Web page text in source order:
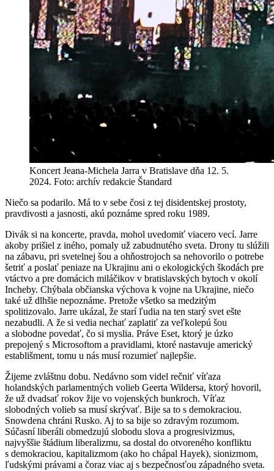
Koncert Jeana-Michela Jarra v Bratislave dňa 12. 5.
2024. Foto: archív redakcie Štandard
Niečo sa podarilo. Má to v sebe čosi z tej disidentskej prostoty,
pravdivosti a jasnosti, akú poznáme spred roku 1989.
Divák si na koncerte, pravda, mohol uvedomiť viacero vecí. Jarre
akoby prišiel z iného, pomaly už zabudnutého sveta. Drony tu slúžili
na zábavu, pri svetelnej šou a ohňostrojoch sa nehovorilo o potrebe
šetriť a poslať peniaze na Ukrajinu ani o ekologických škodách pre
vtáctvo a pre domácich miláčikov v bratislavských bytoch v okolí
Incheby. Chýbala občianska výchova k vojne na Ukrajine, niečo
také už dlhšie nepoznáme. Pretože všetko sa medzitým
spolitizovalo. Jarre ukázal, že starí ľudia na ten starý svet ešte
nezabudli. A že si vedia nechať zaplatiť za veľkolepú šou
a slobodne povedať, čo si myslia. Práve Eset, ktorý je úzko
prepojený s Microsoftom a pravidlami, ktoré nastavuje americký
establišment, tomu u nás musí rozumieť najlepšie.
Žijeme zvláštnu dobu. Nedávno som videl rečniť víťaza
holandských parlamentných volieb Geerta Wildersa, ktorý hovoril,
že už dvadsať rokov žije vo vojenských bunkroch. Víťaz
slobodných volieb sa musí skrývať. Bije sa to s demokraciou.
Snowdena chráni Rusko. Aj to sa bije so zdravým rozumom.
Súčasní liberáli obmedzujú slobodu slova a progresivizmus,
najvyššie štádium liberalizmu, sa dostal do otvoreného konfliktu
s demokraciou, kapitalizmom (ako ho chápal Hayek), sionizmom,
ľudskými právami a čoraz viac aj s bezpečnosťou západného sveta.